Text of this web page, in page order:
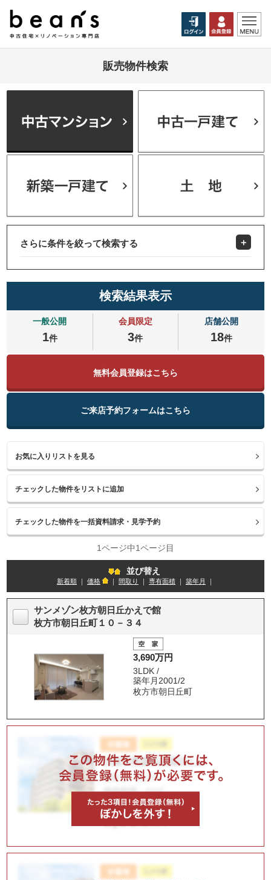
販売物件検索
さらに条件を絞って検索する
検索結果表示
一般公開
1件
会員限定
3件
店舗公開
18件
無料会員登録はこちら
ご来店予約フォームはこちら
お気に入りリストを見る
1ページ中1ページ目
並び替え
新着順 価格 間取り 専有面積 築年月
サンメゾン枚方朝日丘かえで館
枚方市朝日丘町１０－３４
3,690万円
3LDK /
築年月2001/2
枚方市朝日丘町